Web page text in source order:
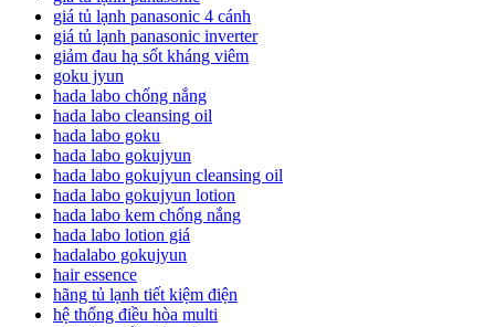
giá tủ lạnh panasonic 4 cánh
giá tủ lạnh panasonic inverter
giảm đau hạ sốt kháng viêm
goku jyun
hada labo chống nắng
hada labo cleansing oil
hada labo goku
hada labo gokujyun
hada labo gokujyun cleansing oil
hada labo gokujyun lotion
hada labo kem chống nắng
hada labo lotion giá
hadalabo gokujyun
hair essence
hãng tủ lạnh tiết kiệm điện
hệ thống điều hòa multi